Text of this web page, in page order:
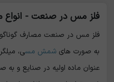
فلز مس در صنعت -
فلز مس در صنعت مصارف
به صورت های شمش مسی،
عنوان ماده اولیه در صنایع و